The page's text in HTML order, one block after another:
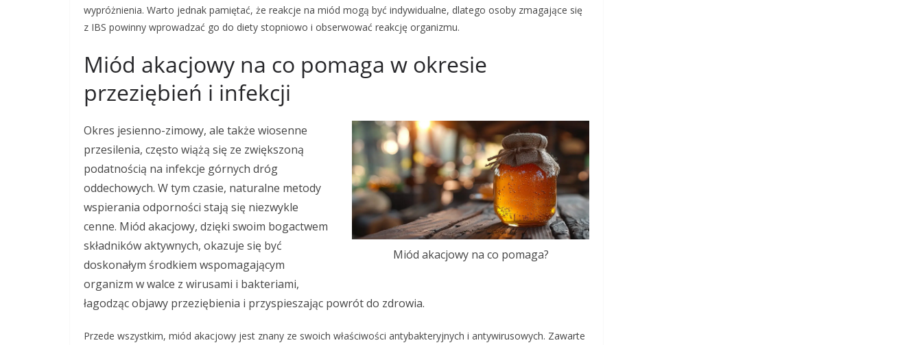
wypróżnienia. Warto jednak pamiętać, że reakcje na miód mogą być indywidualne, dlatego osoby zmagające się
z IBS powinny wprowadzać go do diety stopniowo i obserwować reakcję organizmu.
Miód akacjowy na co pomaga w okresie
przeziębień i infekcji
Miód akacjowy na co pomaga?
Okres jesienno-zimowy, ale także wiosenne
przesilenia, często wiążą się ze zwiększoną
podatnością na infekcje górnych dróg
oddechowych. W tym czasie, naturalne metody
wspierania odporności stają się niezwykle
cenne. Miód akacjowy, dzięki swoim bogactwem
składników aktywnych, okazuje się być
doskonałym środkiem wspomagającym
organizm w walce z wirusami i bakteriami,
łagodząc objawy przeziębienia i przyspieszając powrót do zdrowia.
Przede wszystkim, miód akacjowy jest znany ze swoich właściwości antybakteryjnych i antywirusowych. Zawarte